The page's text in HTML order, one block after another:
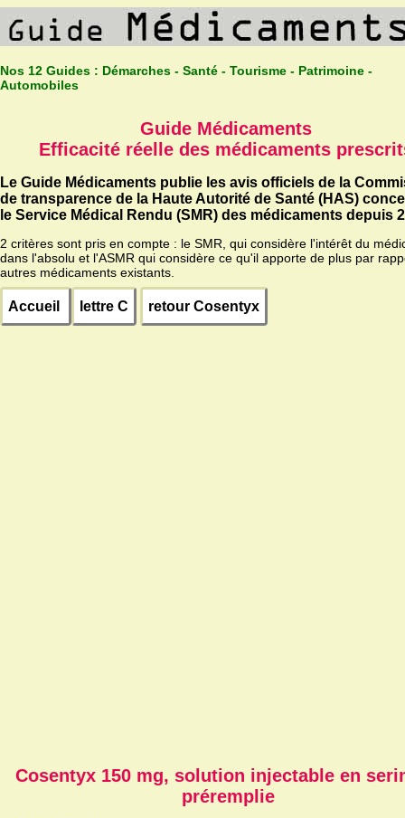
Nos 12 Guides : Démarches - Santé - Tourisme - Patrimoine -
Automobiles
Guide Médicaments
Efficacité réelle des médicaments
Le Guide Médicaments publie les avis officiels de la
de transparence de la Haute Autorité de Santé (HAS)
le Service Médical Rendu (SMR) des médicaments depuis
2 critères sont pris en compte : le SMR, qui considère l'intérêt du
dans l'absolu et l'ASMR qui considère ce qu'il apporte de plus par
autres médicaments existants.
Accueil lettre C retour Cosentyx
Cosentyx 150 mg, solution injectable en
préremplie